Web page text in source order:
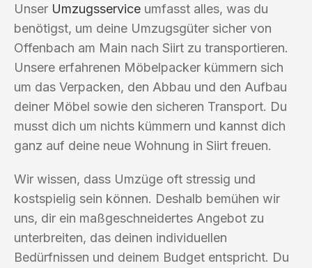
Unser Umzugsservice umfasst alles, was du
benötigst, um deine Umzugsgüter sicher von
Offenbach am Main nach Siirt zu transportieren.
Unsere erfahrenen Möbelpacker kümmern sich
um das Verpacken, den Abbau und den Aufbau
deiner Möbel sowie den sicheren Transport. Du
musst dich um nichts kümmern und kannst dich
ganz auf deine neue Wohnung in Siirt freuen.
Wir wissen, dass Umzüge oft stressig und
kostspielig sein können. Deshalb bemühen wir
uns, dir ein maßgeschneidertes Angebot zu
unterbreiten, das deinen individuellen
Bedürfnissen und deinem Budget entspricht. Du